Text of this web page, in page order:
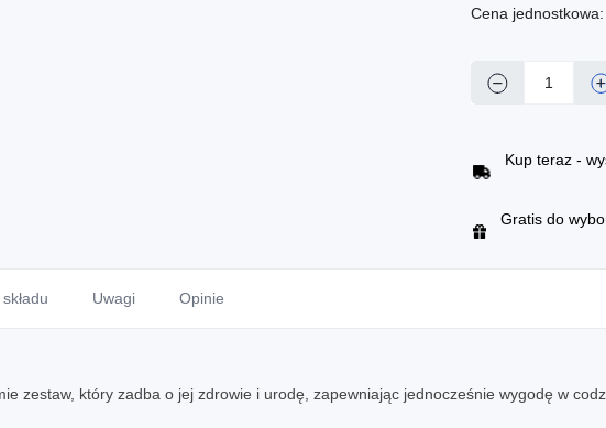
Cena
− +
Kup teraz -
Gratis do
Uwagi Opinie
zestaw, który zadba o jej zdrowie i urodę, zapewniając jednocześnie wygodę w